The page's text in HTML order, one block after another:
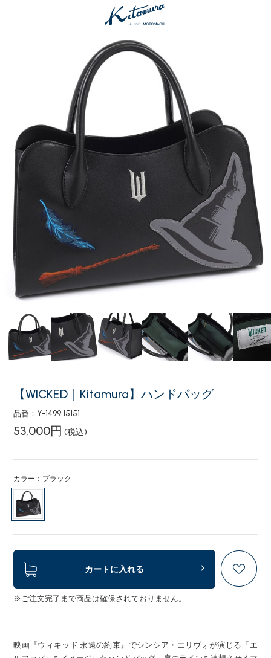
【WICKED｜Kitamura】ハンドバッグ
品番：Y-1499 15151
53,000円 (税込)
カラー：ブラック
カートに入れる
※ご注文完了まで商品は確保されておりません。
映画『ウィキッド 永遠の約束』でシンシア・エリヴォが演じる「エ